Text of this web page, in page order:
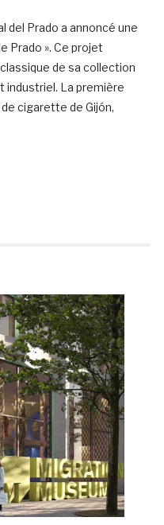
del Prado a annoncé une
Prado ». Ce projet
de sa collection
industriel. La première
cigarette de Gijón,